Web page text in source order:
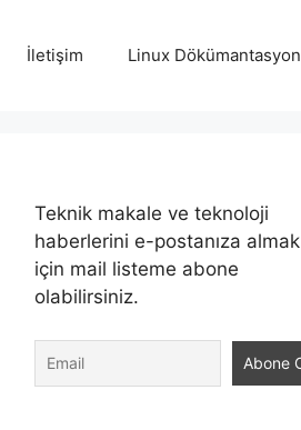
İletişim Linux Dökümantasyon
Teknik makale ve teknoloji
haberlerini e-postanıza almak
için mail listeme abone
olabilirsiniz.